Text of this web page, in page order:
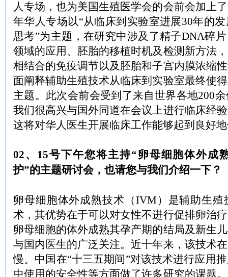
人专场，也为美国生殖医学会的会前会加上
年华人专场以“从临床到实验室进展30年的
思考”为主题，在研究中涉及了精子DNA碎
领域的应用、胚胎的移植时机及检测新方法
相结合的免疫调节以及胚胎和子宫内膜浓缩
面阐释辅助生殖技术从临床到实验室最终使
主题。此次会前会受到了来自世界各地200
我们很高兴与国外同道在会议上进行临床经
这将对华人医生开展临床工作能够起到良好
02、15号下午您将主持“卵母细胞体外成
护”的主题研讨会，也请您与我们介绍一下？
卵母细胞体外成熟技术（IVM）是辅助生殖
术，其优势在于可以对女性不进行促排卵治
卵母细胞的体外成熟其孕产期的结局及新生
与国内医生的广泛关注。近十年来，该技术
慢。中国在“十三五期间”对该技术进行应用
中使用的安全性等方面做了许多研究的课题